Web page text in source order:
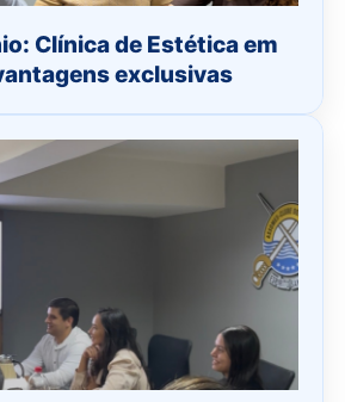
Clínica de Estética em
exclusivas